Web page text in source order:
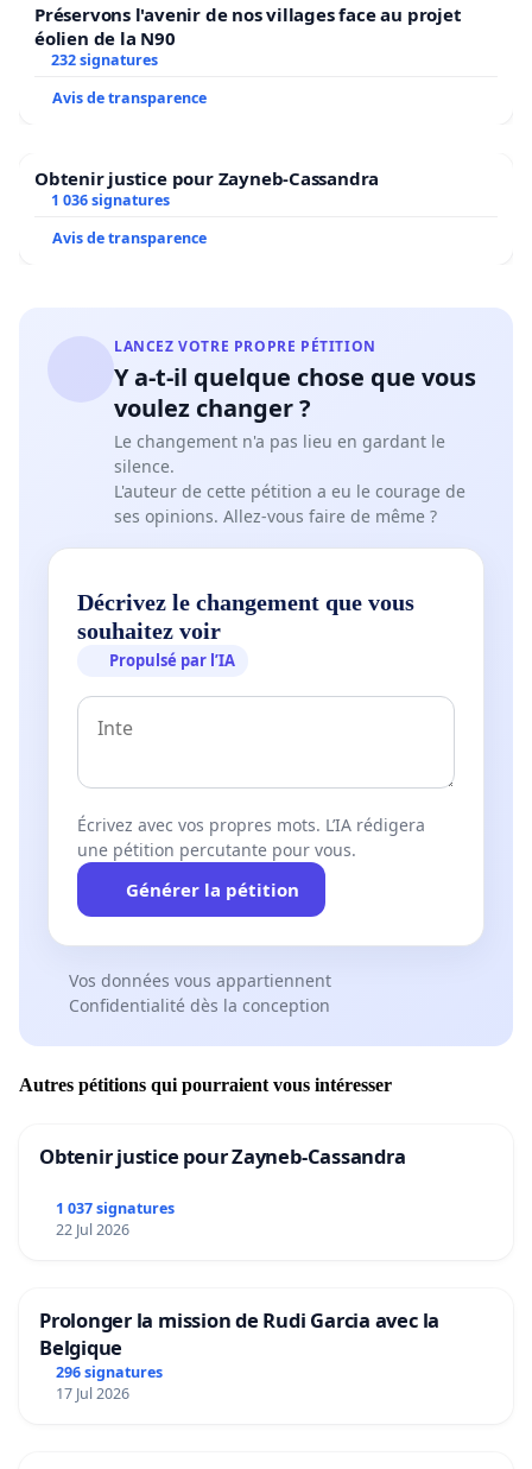
Préservons l'avenir de nos villages face au projet
éolien de la N90
232 signatures
Avis de transparence
Obtenir justice pour Zayneb-Cassandra
1 036 signatures
Avis de transparence
LANCEZ VOTRE PROPRE PÉTITION
Y a-t-il quelque chose que vous
voulez changer ?
Le changement n'a pas lieu en gardant le
silence.
L'auteur de cette pétition a eu le courage de
ses opinions. Allez-vous faire de même ?
Décrivez le changement que vous
souhaitez voir
Propulsé par l’IA
Écrivez avec vos propres mots. L’IA rédigera
une pétition percutante pour vous.
Générer la pétition
Vos données vous appartiennent
Confidentialité dès la conception
Autres pétitions qui pourraient vous intéresser
Obtenir justice pour Zayneb-Cassandra
1 037 signatures
22 Jul 2026
Prolonger la mission de Rudi Garcia avec la
Belgique
296 signatures
17 Jul 2026